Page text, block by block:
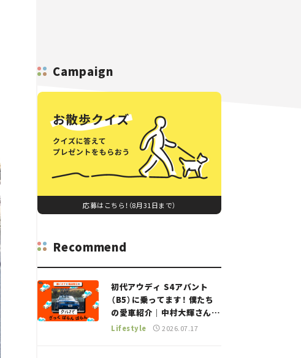
Campaign
応募はこちら！（8月31日まで）
Recommend
初代アウディ S4アバント
（B5）に乗ってます！ 僕たち
の愛車紹介｜中村大輝さん
——瀬イオナと嶋田智之の
Lifestyle 2026.07.17